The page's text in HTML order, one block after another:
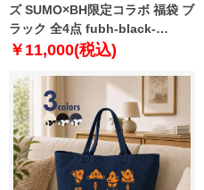
ズ SUMO×BH限定コラボ 福袋 ブ
ラック 全4点 fubh-black-
sumo999-b【10月下旬発送予
￥11,000(税込)